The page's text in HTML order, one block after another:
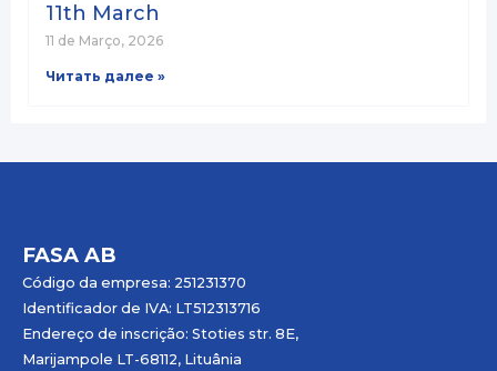
11th March
11 de Março, 2026
Читать далее »
FASA AB
Código da empresa: 251231370
Identificador de IVA: LT512313716
Endereço de inscrição: Stoties str. 8E,
Marijampole LT-68112, Lituânia